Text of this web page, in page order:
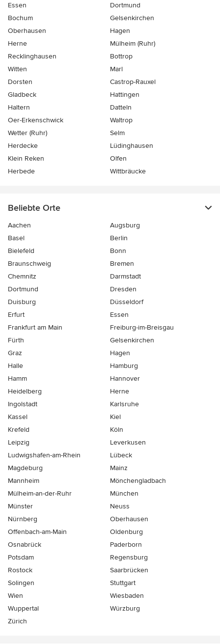
Essen
Dortmund
Bochum
Gelsenkirchen
Oberhausen
Hagen
Herne
Mülheim (Ruhr)
Recklinghausen
Bottrop
Witten
Marl
Dorsten
Castrop-Rauxel
Gladbeck
Hattingen
Haltern
Datteln
Oer-Erkenschwick
Waltrop
Wetter (Ruhr)
Selm
Herdecke
Lüdinghausen
Klein Reken
Olfen
Herbede
Wittbräucke
Beliebte Orte
Aachen
Augsburg
Basel
Berlin
Bielefeld
Bonn
Braunschweig
Bremen
Chemnitz
Darmstadt
Dortmund
Dresden
Duisburg
Düsseldorf
Erfurt
Essen
Frankfurt am Main
Freiburg-im-Breisgau
Fürth
Gelsenkirchen
Graz
Hagen
Halle
Hamburg
Hamm
Hannover
Heidelberg
Herne
Ingolstadt
Karlsruhe
Kassel
Kiel
Krefeld
Köln
Leipzig
Leverkusen
Ludwigshafen-am-Rhein
Lübeck
Magdeburg
Mainz
Mannheim
Mönchen­gladbach
Mülheim-an-der-Ruhr
München
Münster
Neuss
Nürnberg
Oberhausen
Offenbach-am-Main
Oldenburg
Osnabrück
Paderborn
Potsdam
Regensburg
Rostock
Saarbrücken
Solingen
Stuttgart
Wien
Wiesbaden
Wuppertal
Würzburg
Zürich